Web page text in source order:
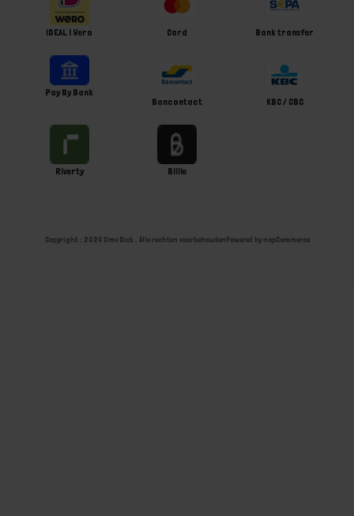
iDEAL | Wero Card Bank transfer
Pay By Bank
Bancontact
KBC / CBC
Riverty Billie
Copyright ; 2026 Ome Dick . Alle rechten voorbehoudenPowered by nopCommerce